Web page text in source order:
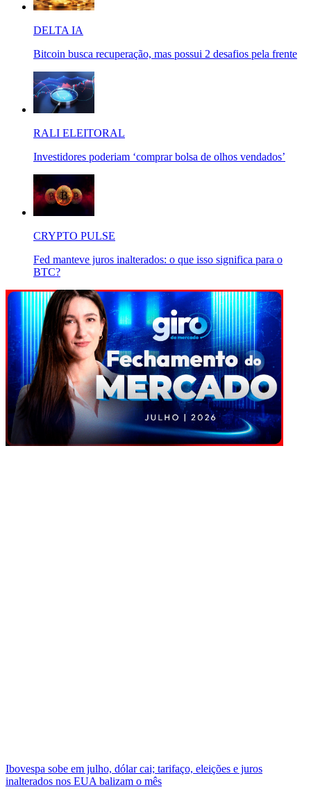
DELTA IA
Bitcoin busca recuperação, mas possui 2 desafios pela frente
RALI ELEITORAL
Investidores poderiam ‘comprar bolsa de olhos vendados’
CRYPTO PULSE
Fed manteve juros inalterados: o que isso significa para o
BTC?
Ibovespa sobe em julho, dólar cai; tarifaço, eleições e juros
inalterados nos EUA balizam o mês